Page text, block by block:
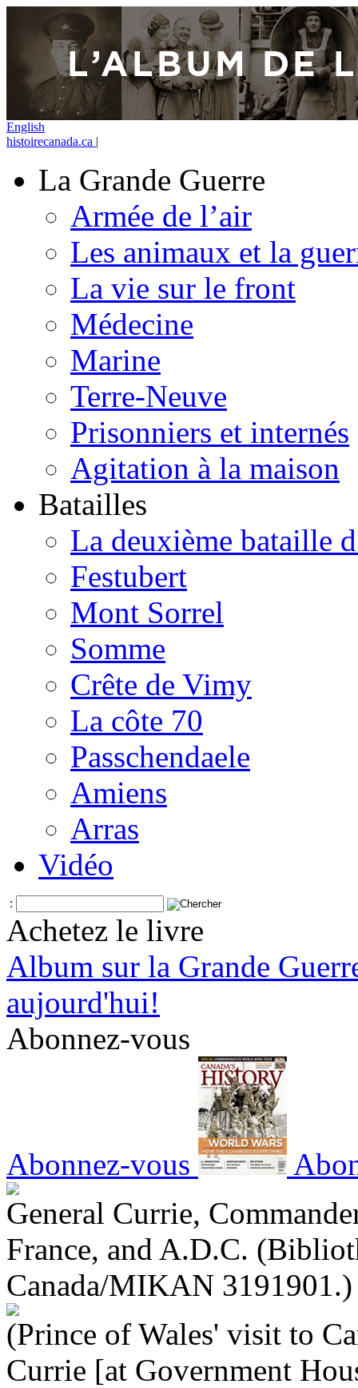
English
histoirecanada.ca |
La Grande Guerre
Armée de l’air
Les animaux et la
La vie sur le front
Médecine
Marine
Terre-Neuve
Prisonniers et internés
Agitation à la maison
Batailles
La deuxième bataille
Festubert
Mont Sorrel
Somme
Crête de Vimy
La côte 70
Passchendaele
Amiens
Arras
Vidéo
:
Achetez le livre
Album sur la Grande
aujourd'hui!
Abonnez-vous
Abonnez-vous
General Currie,
France, and A.D.C.
Canada/MIKAN 3191901.)
(Prince of Wales' visit to
Currie [at Government